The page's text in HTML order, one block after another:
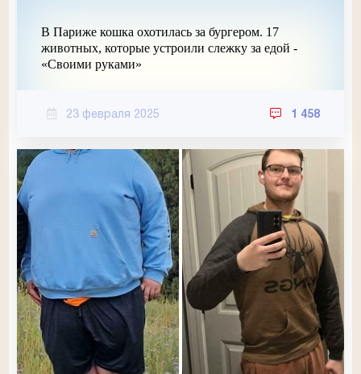
В Париже кошка охотилась за бургером. 17
животных, которые устроили слежку за едой -
«Своими руками»
23 февраля 2025 1 458